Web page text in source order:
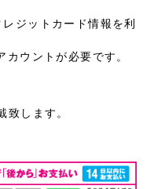
ジットカード情報を利
ウントが必要です。
致します。